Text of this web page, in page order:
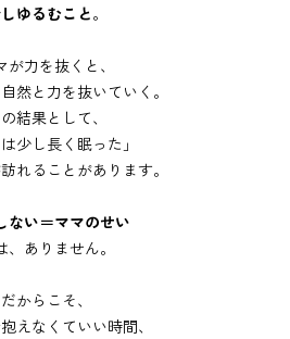
ゆるむこと。
が力を抜くと、
然と力を抜いていく。
結果として、
は少し長く眠った」
れることがあります。⁡
ない＝ママのせい
、ありません。
だからこそ、
えなくていい時間、